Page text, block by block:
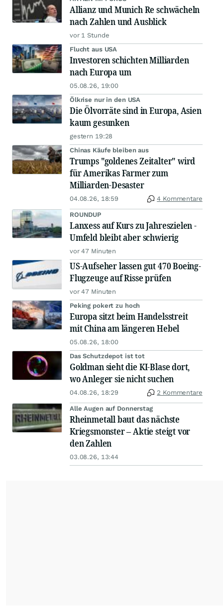
Allianz und Munich Re schwächeln
nach Zahlen und Ausblick
vor 1 Stunde
Flucht aus USA
Investoren schichten Milliarden
nach Europa um
05.08.26, 19:00
Ölkrise nur in den USA
Die Ölvorräte sind in Europa, Asien
kaum gesunken
gestern 19:28
Chinas Käufe bleiben aus
Trumps "goldenes Zeitalter" wird
für Amerikas Farmer zum
Milliarden-Desaster
04.08.26, 18:59 4 Kommentare
ROUNDUP
Lanxess auf Kurs zu Jahreszielen -
Umfeld bleibt aber schwierig
vor 47 Minuten
US-Aufseher lassen gut 470 Boeing-
Flugzeuge auf Risse prüfen
vor 47 Minuten
Peking pokert zu hoch
Europa sitzt beim Handelsstreit
mit China am längeren Hebel
05.08.26, 18:00
Das Schutzdepot ist tot
Goldman sieht die KI-Blase dort,
wo Anleger sie nicht suchen
04.08.26, 18:29 2 Kommentare
Alle Augen auf Donnerstag
Rheinmetall baut das nächste
Kriegsmonster – Aktie steigt vor
den Zahlen
03.08.26, 13:44